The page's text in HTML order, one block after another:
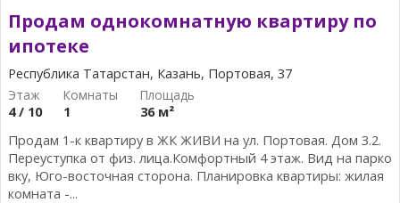
Продам однокомнатную квартиру по
ипотеке
Республика Татарстан, Казань, Портовая, 37
4 / 10 1
36 м²
Продам 1-к квартиру в ЖК ЖИВИ на ул. Портовая. Дом 3.2.
Переуступка от физ. лица.Комфортный 4 этаж. Вид на парко
вку, Юго-восточная сторона. Планировка квартиры: жилая
комната -...